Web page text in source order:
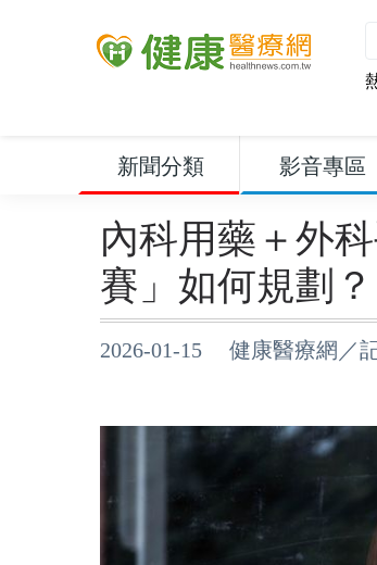
新聞分類 影音專區
內科用藥＋外
賽」如何規劃？
2026-01-15 健康醫療網／